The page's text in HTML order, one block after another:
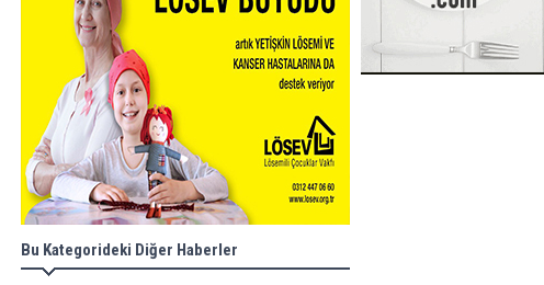
Bu Kategorideki Diğer Haberler